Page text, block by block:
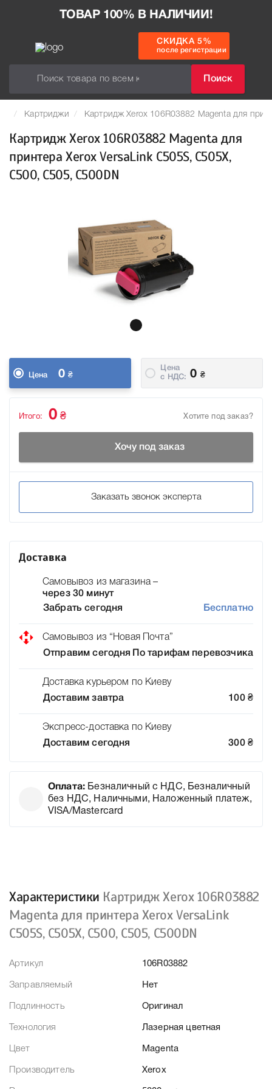
ТОВАР 100% В НАЛИЧИИ!
Поиск
СКИДКА 5%
после регистрации
Картриджи Картридж Xerox 106R03882 Magenta для
Картридж Xerox 106R03882 Magenta для
принтера Xerox VersaLink C505S, C505X,
C500, C505, C500DN
Цена 0 ₴
Цена
c НДС:
0 ₴
Хотите под заказ?
Итого: 0 ₴
Хочу под заказ
Заказать звонок эксперта
Доставка
Самовывоз из магазина –
через 30 минут
Забрать сегодня
Бесплатно
Самовывоз из “Новая Почта”
Отправим сегодня
По тарифам перевозчика
Доставка курьером по Киеву
Доставим завтра
100 ₴
Экспресс-доставка по Киеву
Доставим сегодня
300 ₴
Оплата: Безналичный с НДС, Безналичный
без НДС, Наличными, Наложенный платеж,
VISA/Mastercard
Характеристики Картридж Xerox 106R03882
Magenta для принтера Xerox VersaLink
C505S, C505X, C500, C505, C500DN
Артикул 106R03882
Заправляемый Нет
Подлинность Оригинал
Технология Лазерная цветная
Цвет Magenta
Производитель Xerox